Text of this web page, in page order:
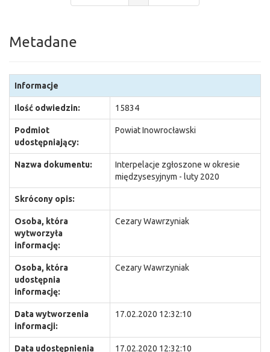
Metadane
Informacje
Ilość odwiedzin: 15834
Podmiot
udostępniający:
Powiat Inowrocławski
Nazwa dokumentu:
Interpelacje zgłoszone w okresie
międzysesyjnym - luty 2020
Skrócony opis:
Osoba, która
wytworzyła
informację:
Cezary Wawrzyniak
Osoba, która
udostępnia
informację:
Cezary Wawrzyniak
Data wytworzenia
informacji:
17.02.2020 12:32:10
Data udostępnienia 17.02.2020 12:32:10